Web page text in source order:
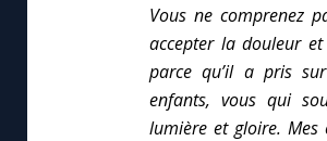
Vous ne comprenez
accepter la douleur
parce qu’il a pris
enfants, vous qui
lumière et gloire. Mes